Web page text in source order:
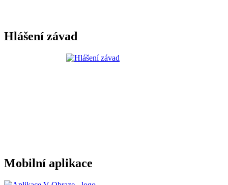
Hlášení závad
Mobilní aplikace